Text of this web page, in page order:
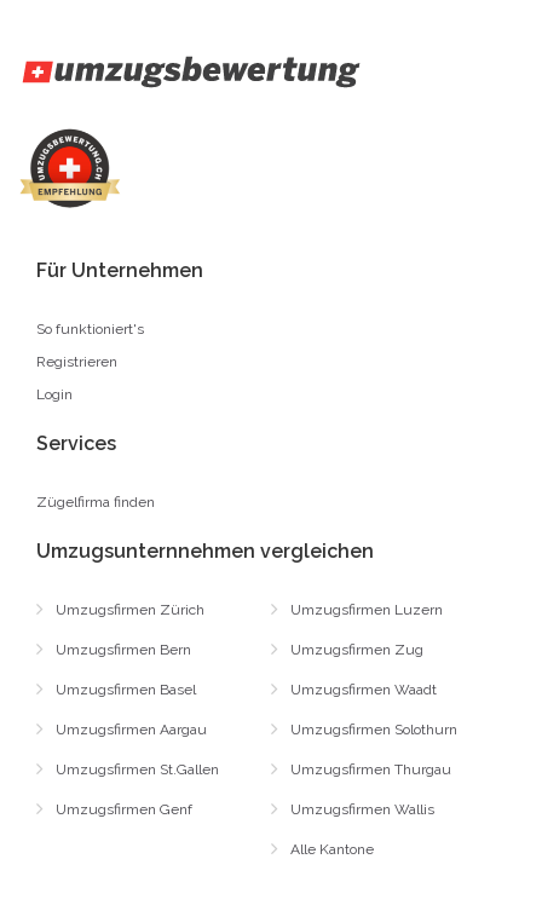
Für Unternehmen
So funktioniert's
Registrieren
Login
Services
Zügelfirma finden
Umzugsunternnehmen vergleichen
Umzugsfirmen Zürich
Umzugsfirmen Bern
Umzugsfirmen Basel
Umzugsfirmen Aargau
Umzugsfirmen St.Gallen
Umzugsfirmen Genf
Umzugsfirmen Luzern
Umzugsfirmen Zug
Umzugsfirmen Waadt
Umzugsfirmen Solothurn
Umzugsfirmen Thurgau
Umzugsfirmen Wallis
Alle Kantone